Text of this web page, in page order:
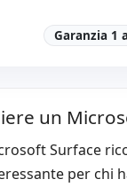
Garanzia 1
un
Surface
per chi